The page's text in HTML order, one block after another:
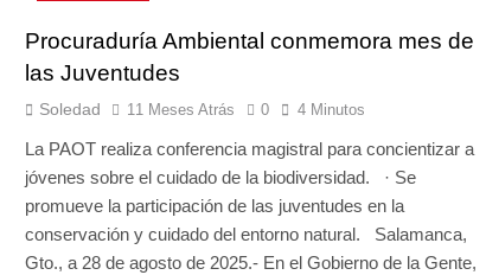
Procuraduría Ambiental conmemora mes de
las Juventudes
Soledad 11 Meses Atrás 0 4 Minutos
La PAOT realiza conferencia magistral para concientizar a
jóvenes sobre el cuidado de la biodiversidad. · Se
promueve la participación de las juventudes en la
conservación y cuidado del entorno natural. Salamanca,
Gto., a 28 de agosto de 2025.- En el Gobierno de la Gente,